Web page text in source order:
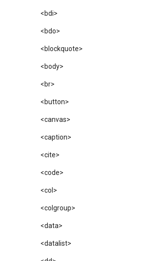
<bdi>
<bdo>
<blockquote>
<body>
<br>
<button>
<canvas>
<caption>
<cite>
<code>
<col>
<colgroup>
<data>
<datalist>